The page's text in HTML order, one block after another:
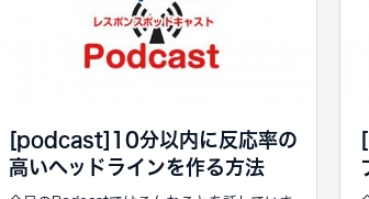
[podcast]10分以内に反応率の
高いヘッドラインを作る方法